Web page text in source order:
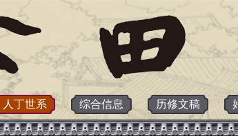
人丁世系 综合信息 历修文稿